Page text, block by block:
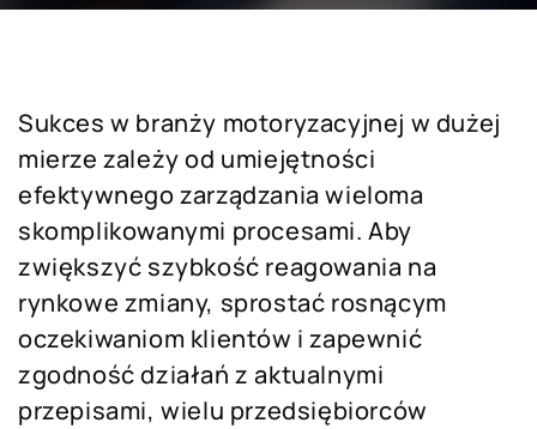
Sukces w branży motoryzacyjnej w dużej
mierze zależy od umiejętności
efektywnego zarządzania wieloma
skomplikowanymi procesami. Aby
zwiększyć szybkość reagowania na
rynkowe zmiany, sprostać rosnącym
oczekiwaniom klientów i zapewnić
zgodność działań z aktualnymi
przepisami, wielu przedsiębiorców